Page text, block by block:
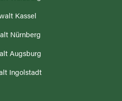
Kassel
Nürnberg
Augsburg
Ingolstadt